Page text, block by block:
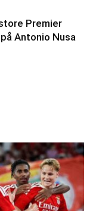
Premier
Antonio Nusa